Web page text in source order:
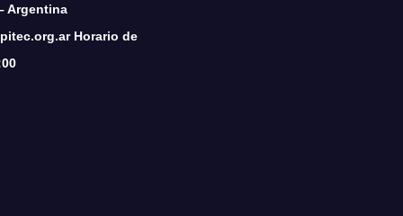
Argentina
Horario de